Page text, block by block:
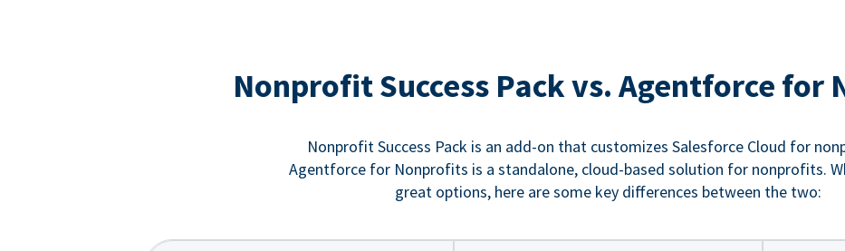
Nonprofit Success Pack vs. Agentforce for
Nonprofit Success Pack is an add-on that customizes Salesforce Cloud for
Agentforce for Nonprofits is a standalone, cloud-based solution for nonprofits.
great options, here are some key differences between the two: